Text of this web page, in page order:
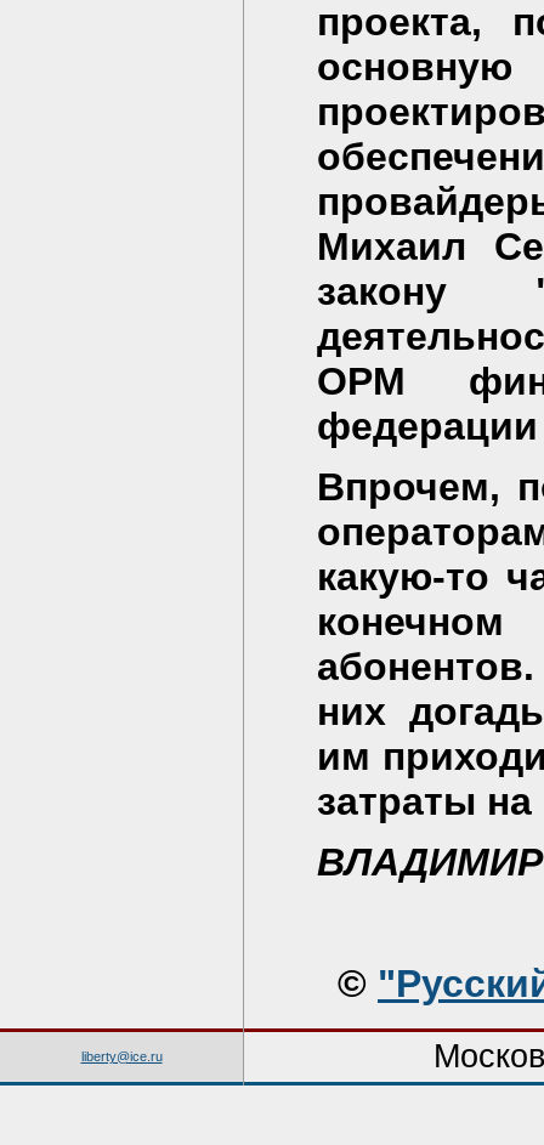
проекта,
Михаил
закону
ОРМ
федерации
Впрочем,
какую-то
них
им
затраты
©
liberty@ice.ru